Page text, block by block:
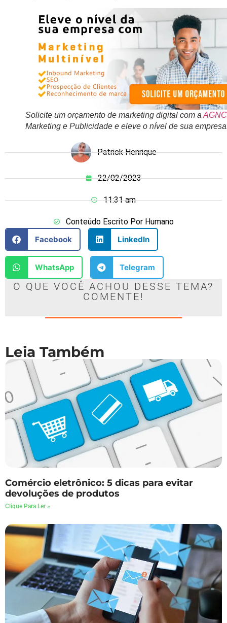
Solicite um orçamento de marketing digital com a AGNC
Marketing e Publicidade e eleve o nível de sua
Patrick Henrique
22/02/2023
11:31 am
Conteúdo Escrito Por Humano
Facebook
LinkedIn
WhatsApp Telegram
O QUE VOCÊ ACHOU DESSE TEMA?
COMENTE!
Comércio eletrônico: 5 dicas para evitar
devoluções de produtos
Clique Para Ler »
Leia Também